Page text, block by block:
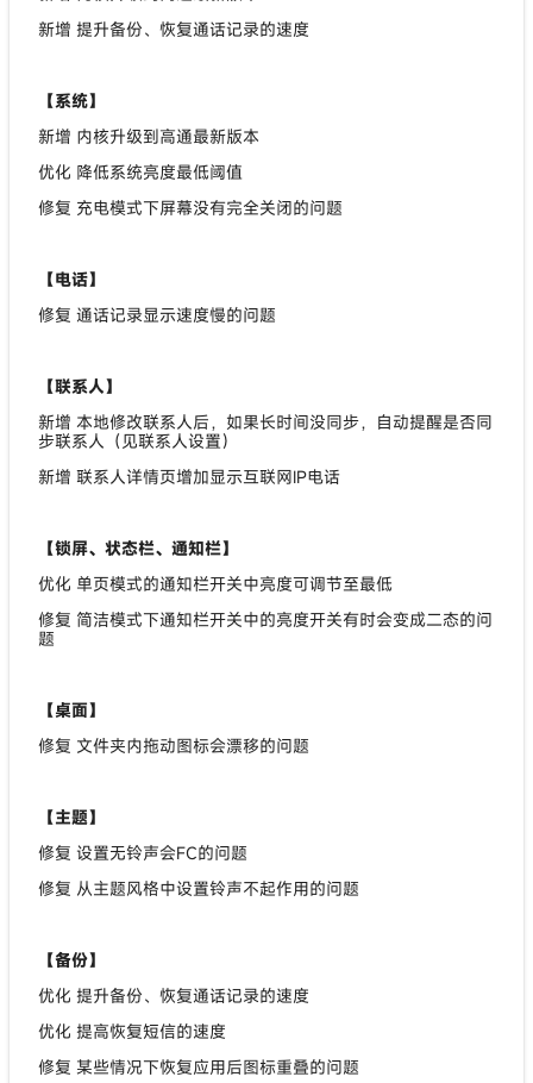
新增 提升备份、恢复通话记录的速度
【系统】
新增 内核升级到高通最新版本
优化 降低系统亮度最低阈值
修复 充电模式下屏幕没有完全关闭的问题
【电话】
修复 通话记录显示速度慢的问题
【联系人】
新增 本地修改联系人后，如果长时间没同步，自动提醒是否同
步联系人（见联系人设置）
新增 联系人详情页增加显示互联网IP电话
【锁屏、状态栏、通知栏】
优化 单页模式的通知栏开关中亮度可调节至最低
修复 简洁模式下通知栏开关中的亮度开关有时会变成二态的问
题
【桌面】
修复 文件夹内拖动图标会漂移的问题
【主题】
修复 设置无铃声会FC的问题
修复 从主题风格中设置铃声不起作用的问题
【备份】
优化 提升备份、恢复通话记录的速度
优化 提高恢复短信的速度
修复 某些情况下恢复应用后图标重叠的问题